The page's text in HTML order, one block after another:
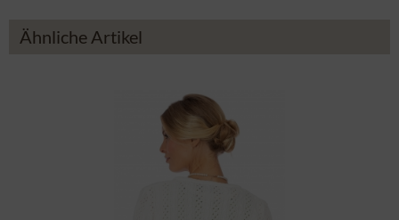
Ähnliche Artikel